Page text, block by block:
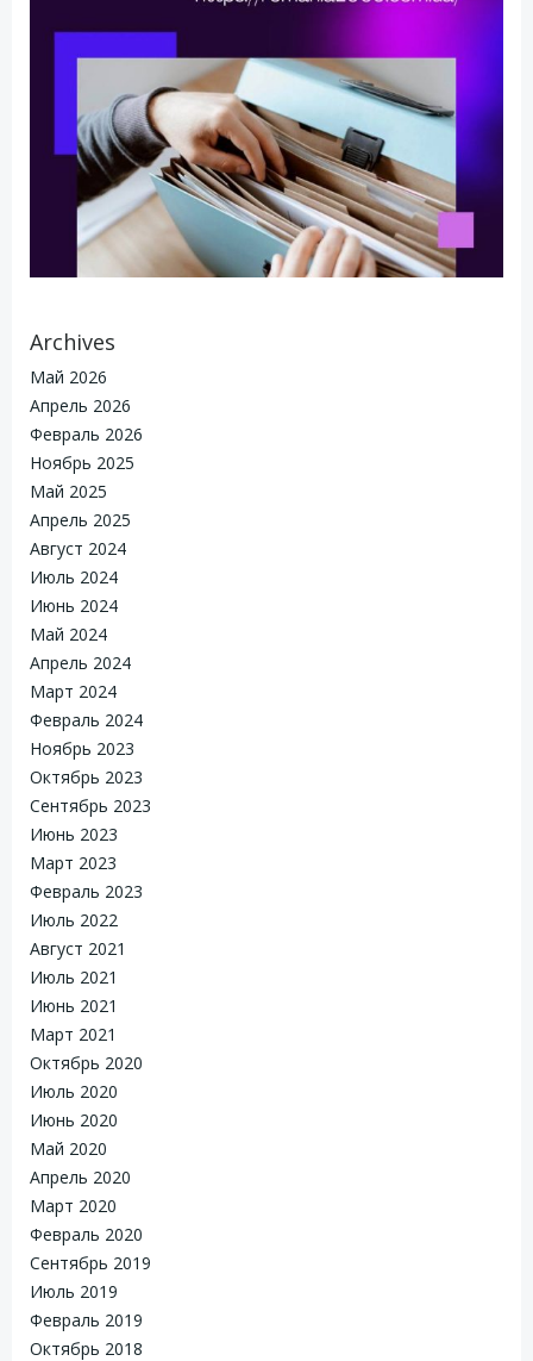
Archives
Май 2026
Апрель 2026
Февраль 2026
Ноябрь 2025
Май 2025
Апрель 2025
Август 2024
Июль 2024
Июнь 2024
Май 2024
Апрель 2024
Март 2024
Февраль 2024
Ноябрь 2023
Октябрь 2023
Сентябрь 2023
Июнь 2023
Март 2023
Февраль 2023
Июль 2022
Август 2021
Июль 2021
Июнь 2021
Март 2021
Октябрь 2020
Июль 2020
Июнь 2020
Май 2020
Апрель 2020
Март 2020
Февраль 2020
Сентябрь 2019
Июль 2019
Февраль 2019
Октябрь 2018